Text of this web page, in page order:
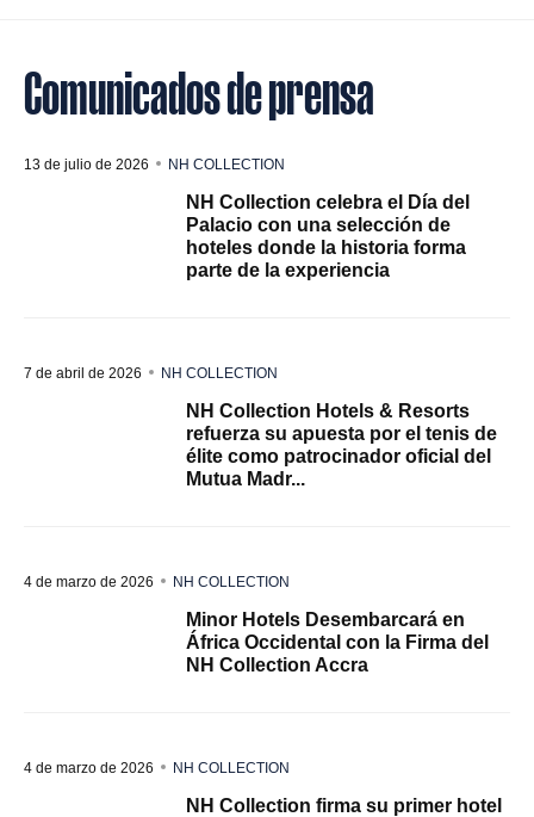
Comunicados de prensa
13 de julio de 2026 NH COLLECTION
NH Collection celebra el Día del
Palacio con una selección de
hoteles donde la historia forma
parte de la experiencia
7 de abril de 2026 NH COLLECTION
NH Collection Hotels & Resorts
refuerza su apuesta por el tenis de
élite como patrocinador oficial del
Mutua Madr...
4 de marzo de 2026 NH COLLECTION
Minor Hotels Desembarcará en
África Occidental con la Firma del
NH Collection Accra
4 de marzo de 2026 NH COLLECTION
NH Collection firma su primer hotel